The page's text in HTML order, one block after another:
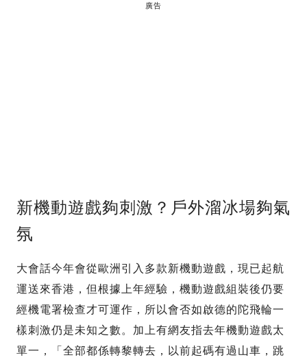
廣告
新機動遊戲夠刺激？戶外溜冰場夠氣
氛
大會話今年會從歐洲引入多款新機動遊戲，現已起航
運送來香港，但根據上年經驗，機動遊戲組裝後仍要
經機電署檢查才可運作，所以會否如啟德的陀飛輪一
樣刺激仍是未知之數。加上有網友指去年機動遊戲太
單一，「全部都係轉黎轉去，以前起碼有過山車，跳